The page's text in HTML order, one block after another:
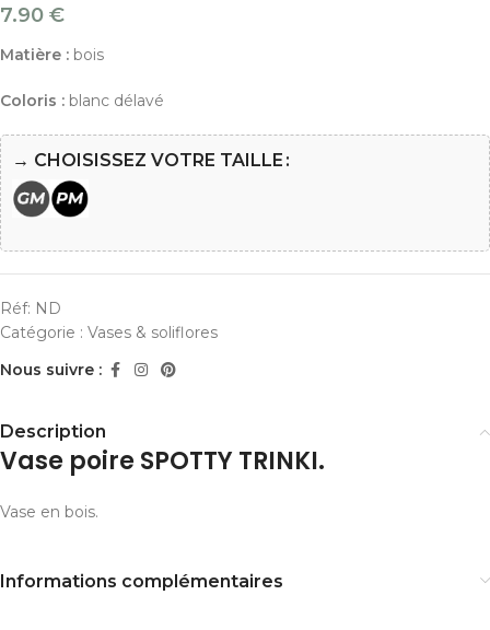
7.90 €
Matière : bois
Coloris : blanc délavé
→ CHOISISSEZ VOTRE TAILLE
Réf: ND
Catégorie : Vases & soliflores
Nous suivre :
Description
Vase poire SPOTTY TRINKI.
Vase en bois.
Informations complémentaires